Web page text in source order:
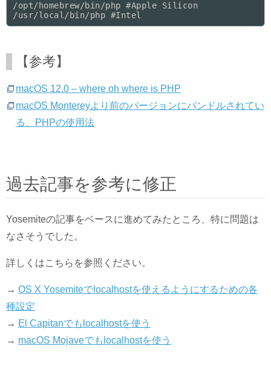
/opt/homebrew/bin/php #Apple Silicon
【参考】
macOS 12.0 – where oh where is PHP
macOS Montereyより前のバージョンにバンドルされてい
る、PHPの使用法
過去記事を参考に修正
Yosemiteの記事をベースに進めてみたところ、特に問題は
なさそうでした。
詳しくはこちらを参照ください。
→ OS X Yosemiteでlocalhostを使えるようにするための各
種設定
→ El Capitanでもlocalhostを使う
→ macOS Mojaveでもlocalhostを使う